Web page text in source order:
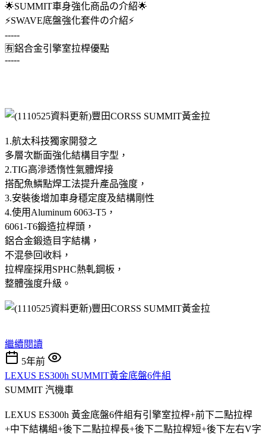
🌟SUMMIT車身強化商品の介紹🌟
⚡️SWAVE底盤強化套件の介紹⚡️
-----
🈶鋁合金引擎室拉桿優點
-----
1.航太科技獨家開發之
多層次斷面強化結構目字型，
2.TIG高滲透惰性氣體焊接
搭配魚鱗點焊工法提升產品強度，
3.安裝後增加車身穩定度及結構剛性
4.使用Aluminum 6063-T5，
6061-T6鍛造拉桿頭，
鋁合金鍛造目字結構，
不混參回收料，
拉桿座採用SPHC熱軋鋼板，
整體強度升級。
繼續閱讀
5年前
LEXUS ES300h SUMMIT黃金底盤6件組
SUMMIT 汽機車
LEXUS ES300h 黃金底盤6件組有引擎室拉桿+前下二點拉桿
+中下結構組+後下二點拉桿長+後下二點拉桿短+後下左右V字